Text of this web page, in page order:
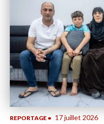
REPORTAGE • 17 juillet 2026